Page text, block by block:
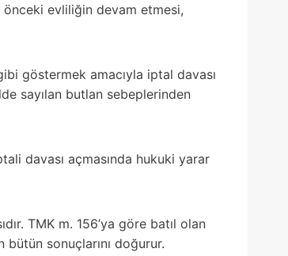
önceki evliliğin devam etmesi,
göstermek amacıyla iptal davası
sayılan butlan sebeplerinden
davası açmasında hukuki yarar
TMK m. 156’ya göre batıl olan
sonuçlarını doğurur.